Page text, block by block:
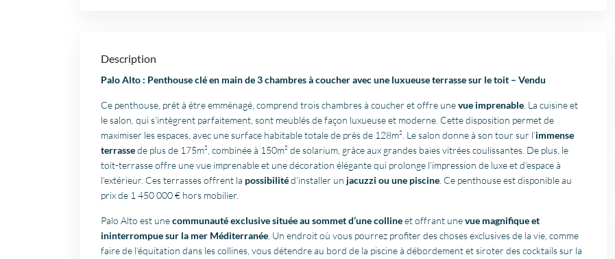
Description
Palo Alto : Penthouse clé en main de 3 chambres à coucher avec une luxueuse terrasse sur le toit – Vendu
Ce penthouse, prêt à être emménagé, comprend trois chambres à coucher et offre unevue imprenable . La cuisine et
le salon, qui s’intègrent parfaitement, sont meublés de façon luxueuse et moderne. Cette disposition permet de
maximiser les espaces, avec une surface habitable totale de près de 128m². Le salon donne à son tour sur l’immense
terrassede plus de 175m², combinée à 150m² de solarium, grâce aux grandes baies vitrées coulissantes. De plus, le
toit-terrasse offre une vue imprenable et une décoration élégante qui prolonge l’impression de luxe et d’espace à
l’extérieur. Ces terrasses offrent la possibilitéd’installer un jacuzzi ou une piscine . Ce penthouse est disponible au
prix de 1 450 000 € hors mobilier.
Palo Alto est unecommunauté exclusive située au sommet d’une collineet offrant unevue magnifique et
ininterrompue sur la mer Méditerranée . Un endroit où vous pourrez profiter des choses exclusives de la vie, comme
faire de l’équitation dans les collines, vous détendre au bord de la piscine à débordement et siroter des cocktails sur la